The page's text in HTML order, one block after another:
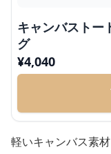
キャンバストー
グ
¥4,040
軽いキャンバス素